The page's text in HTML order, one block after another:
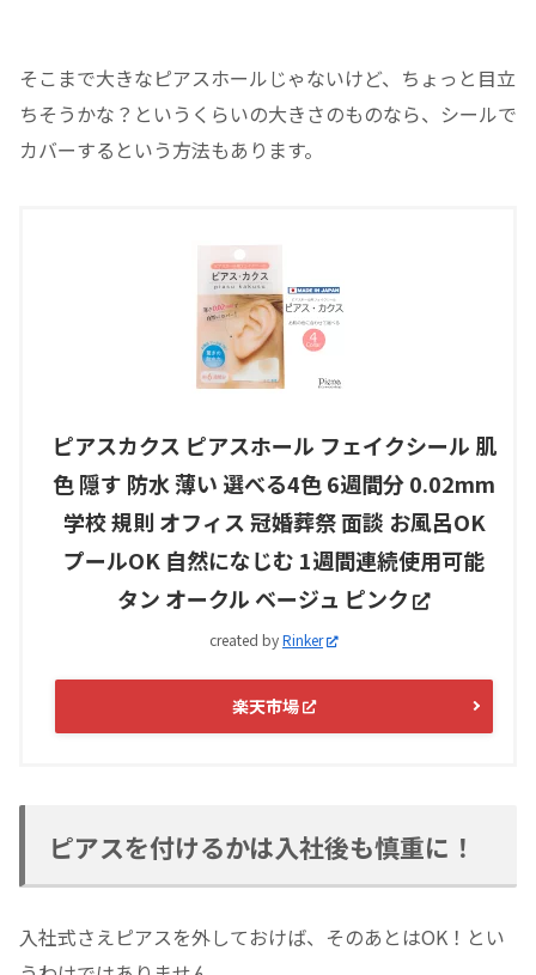
そこまで大きなピアスホールじゃないけど、ちょっと目立
ちそうかな？というくらいの大きさのものなら、シールで
カバーするという方法もあります。
ピアスカクス ピアスホール フェイクシール 肌
色 隠す 防水 薄い 選べる4色 6週間分 0.02mm
学校 規則 オフィス 冠婚葬祭 面談 お風呂OK
プールOK 自然になじむ 1週間連続使用可能
タン オークル ベージュ ピンク
created byRinker
楽天市場
ピアスを付けるかは入社後も慎重に！
入社式さえピアスを外しておけば、そのあとはOK！とい